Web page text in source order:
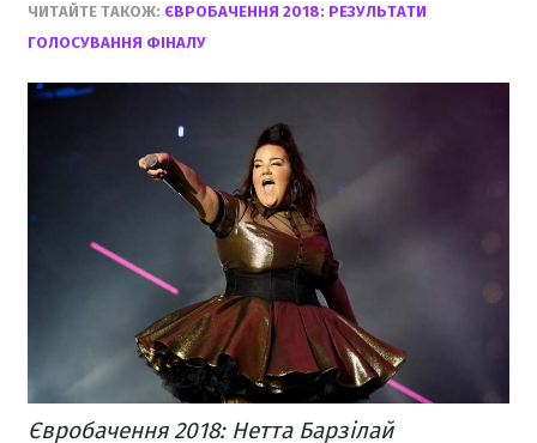
ЧИТАЙТЕ ТАКОЖ: ЄВРОБАЧЕННЯ 2018: РЕЗУЛЬТАТИ
ГОЛОСУВАННЯ ФІНАЛУ
Євробачення 2018: Нетта Барзілай